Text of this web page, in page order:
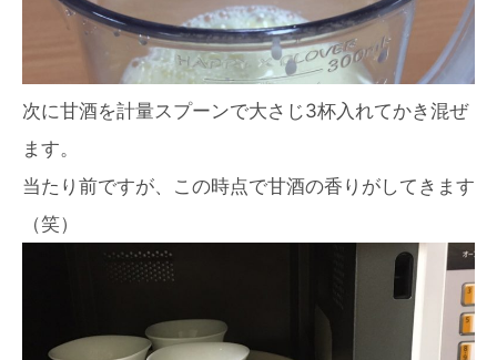
次に甘酒を計量スプーンで大さじ3杯入れてかき混ぜ
ます。
当たり前ですが、この時点で甘酒の香りがしてきます
（笑）